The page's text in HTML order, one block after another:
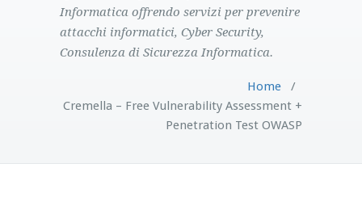
Informatica offrendo servizi per prevenire
attacchi informatici, Cyber Security,
Consulenza di Sicurezza Informatica.
Home/
Cremella – Free Vulnerability Assessment +
Penetration Test OWASP